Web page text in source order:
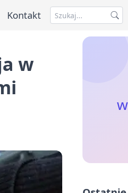
Kontakt
w